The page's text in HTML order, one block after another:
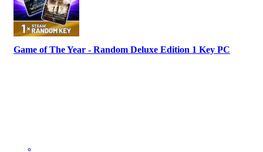
Game of The Year - Random Deluxe Edition 1 Key PC